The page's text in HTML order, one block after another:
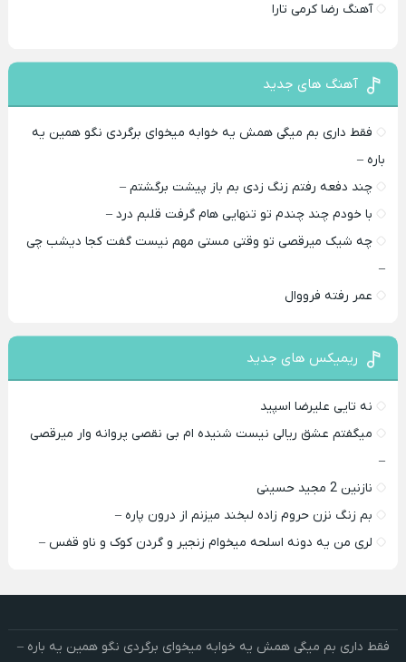
آهنگ رضا کرمی تارا
آهنگ های جدید
فقط داری بم میگی همش یه خوابه میخوای برگردی نگو همین یه
باره –
چند دفعه رفتم زنگ زدی بم باز پیشت برگشتم –
با خودم چند چندم تو تنهایی هام گرفت قلبم درد –
چه شیک میرقصی تو وقتی مستی مهم نیست گفت کجا دیشب چی
–
عمر رفته فرووال
ریمیکس های جدید
نه تایی علیرضا اسپید
میگفتم عشق ریالی نیست شنیده ام بی نقصی پروانه وار میرقصی
–
نازنین 2 مجید حسینی
بم زنگ نزن حروم زاده لبخند میزنم از درون پاره –
لری من یه دونه اسلحه میخوام زﻧﺠﻴﺮ و ﮔﺮدن ﻛﻮک و ﻧﺎو ﻗﻔﺲ –
فقط داری بم میگی همش یه خوابه میخوای برگردی نگو همین یه باره –